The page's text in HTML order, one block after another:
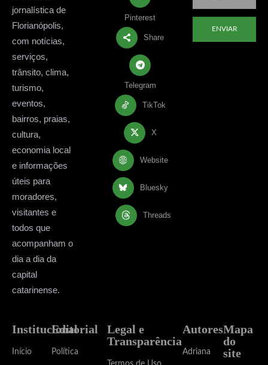
jornalística de
Florianópolis,
com notícias,
serviços,
trânsito, clima,
turismo,
eventos,
bairros, praias,
cultura,
economia local
e informações
úteis para
moradores,
visitantes e
todos que
acompanham o
dia a dia da
capital
catarinense.
Pinterest
Share
Telegram
TikTok
X
Website
Bluesky
Threads
ENVIAR
Institucional
Início
Editorial
Política
Legal e
Transparência
Autores
Adriana
Mapa
do
site